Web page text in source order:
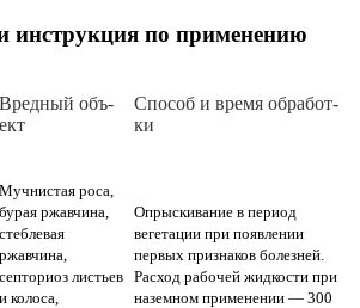
инструкция по применению
Вред­ный объ­
ект
Спо­соб и вре­мя об­ра­бот­
ки
Мучнистая роса,
бурая ржавчина,
стеблевая
ржавчина,
септориоз листьев
и колоса,
Опрыскивание в период
вегетации при появлении
первых признаков болезней.
Расход рабочей жидкости при
наземном применении — 300